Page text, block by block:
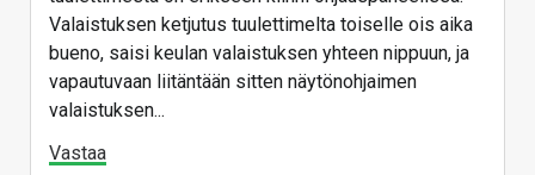
Valaistuksen ketjutus tuulettimelta toiselle ois aika
bueno, saisi keulan valaistuksen yhteen nippuun, ja
vapautuvaan liitäntään sitten näytönohjaimen
valaistuksen...
Vastaa